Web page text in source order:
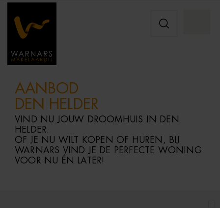
AANBOD
DEN HELDER
VIND NU JOUW DROOMHUIS IN DEN
HELDER.
OF JE NU WILT KOPEN OF HUREN, BIJ
WARNARS VIND JE DE PERFECTE WONING
VOOR NU ÉN LATER!